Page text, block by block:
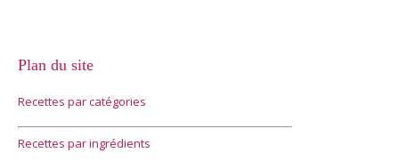
Plan du site
Recettes par catégories
Recettes par ingrédients